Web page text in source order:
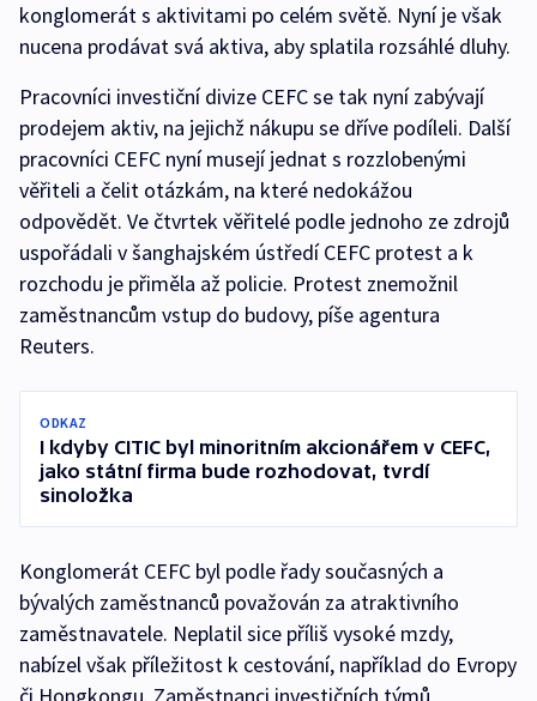
konglomerát s aktivitami po celém světě. Nyní je však
nucena prodávat svá aktiva, aby splatila rozsáhlé dluhy.
Pracovníci investiční divize CEFC se tak nyní zabývají
prodejem aktiv, na jejichž nákupu se dříve podíleli. Další
pracovníci CEFC nyní musejí jednat s rozzlobenými
věřiteli a čelit otázkám, na které nedokážou
odpovědět. Ve čtvrtek věřitelé podle jednoho ze zdrojů
uspořádali v šanghajském ústředí CEFC protest a k
rozchodu je přiměla až policie. Protest znemožnil
zaměstnancům vstup do budovy, píše agentura
Reuters.
ODKAZ
I kdyby CITIC byl minoritním akcionářem v CEFC,
jako státní firma bude rozhodovat, tvrdí
sinoložka
Konglomerát CEFC byl podle řady současných a
bývalých zaměstnanců považován za atraktivního
zaměstnavatele. Neplatil sice příliš vysoké mzdy,
nabízel však příležitost k cestování, například do Evropy